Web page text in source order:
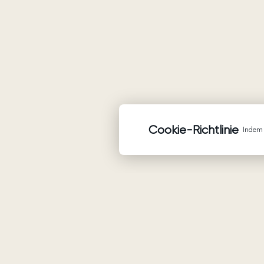
Cookie-Richtlinie